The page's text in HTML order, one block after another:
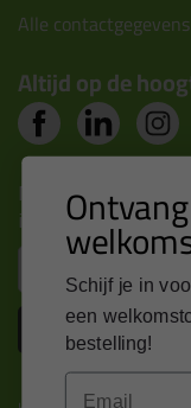
Alle
Altijd op de
Nieuws, tips en
inbox
Schijf je in
een
bestelling!
Email